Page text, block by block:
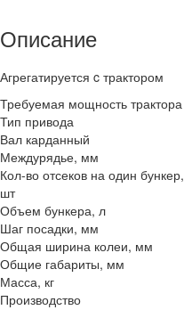
Описание
Агрегатируется c трактором
Требуемая мощность трактора
Тип привода
Вал карданный
Междурядье, мм
Кол-во отсеков на один бункер,
шт
Объем бункера, л
Шаг посадки, мм
Общая ширина колеи, мм
Общие габариты, мм
Масса, кг
Производство